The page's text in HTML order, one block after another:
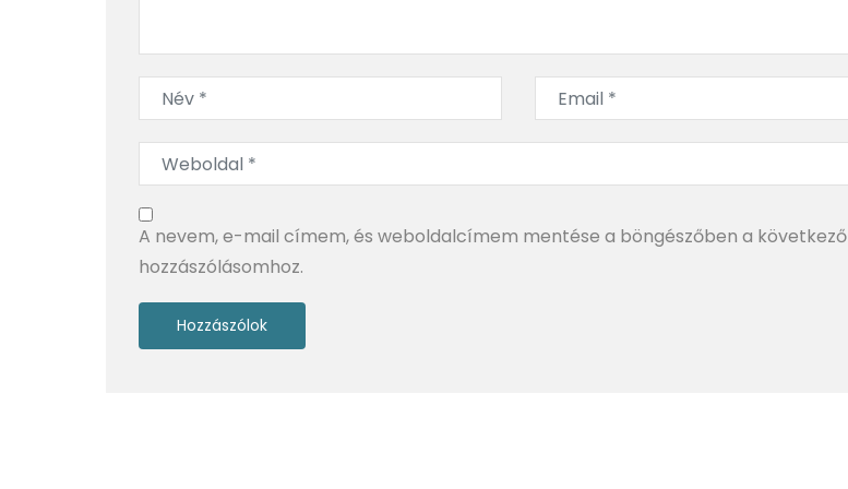
A nevem, e-mail címem, és weboldalcímem mentése a böngészőben a következő
hozzászólásomhoz.